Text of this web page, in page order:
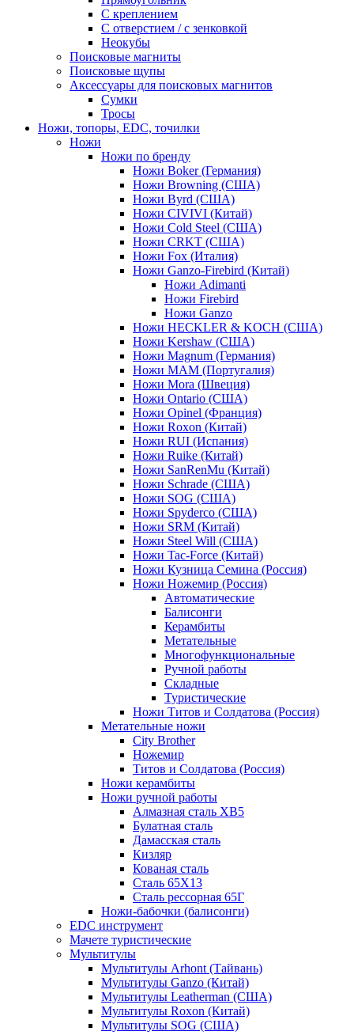
С креплением
С отверстием / с зенковкой
Неокубы
Поисковые магниты
Поисковые щупы
Аксессуары для поисковых магнитов
Сумки
Тросы
Ножи, топоры, EDC, точилки
Ножи
Ножи по бренду
Ножи Boker (Германия)
Ножи Browning (США)
Ножи Byrd (США)
Ножи CIVIVI (Китай)
Ножи Cold Steel (США)
Ножи CRKT (США)
Ножи Fox (Италия)
Ножи Ganzo-Firebird (Китай)
Ножи Adimanti
Ножи Firebird
Ножи Ganzo
Ножи HECKLER & KOCH (США)
Ножи Kershaw (США)
Ножи Magnum (Германия)
Ножи MAM (Португалия)
Ножи Mora (Швеция)
Ножи Ontario (США)
Ножи Opinel (Франция)
Ножи Roxon (Китай)
Ножи RUI (Испания)
Ножи Ruike (Китай)
Ножи SanRenMu (Китай)
Ножи Schrade (США)
Ножи SOG (США)
Ножи Spyderco (США)
Ножи SRM (Китай)
Ножи Steel Will (США)
Ножи Tac-Force (Китай)
Ножи Кузница Семина (Россия)
Ножи Ножемир (Россия)
Автоматические
Балисонги
Керамбиты
Метательные
Многофункциональные
Ручной работы
Складные
Туристические
Ножи Титов и Солдатова (Россия)
Метательные ножи
City Brother
Ножемир
Титов и Солдатова (Россия)
Ножи керамбиты
Ножи ручной работы
Алмазная сталь ХВ5
Булатная сталь
Дамасская сталь
Кизляр
Кованая сталь
Сталь 65Х13
Сталь рессорная 65Г
Ножи-бабочки (балисонги)
EDC инструмент
Мачете туристические
Мультитулы
Мультитулы Arhont (Тайвань)
Мультитулы Ganzo (Китай)
Мультитулы Leatherman (США)
Мультитулы Roxon (Китай)
Мультитулы SOG (США)